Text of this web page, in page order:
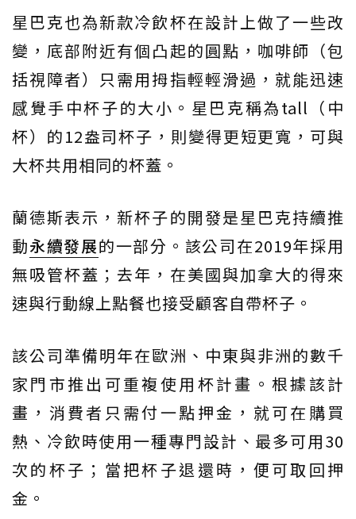
星巴克也為新款冷飲杯在設計上做了一些改
變，底部附近有個凸起的圓點，咖啡師（包
括視障者）只需用拇指輕輕滑過，就能迅速
感覺手中杯子的大小。星巴克稱為tall（中
杯）的12盎司杯子，則變得更短更寬，可與
大杯共用相同的杯蓋。
蘭德斯表示，新杯子的開發是星巴克持續推
動永續發展的一部分。該公司在2019年採用
無吸管杯蓋；去年，在美國與加拿大的得來
速與行動線上點餐也接受顧客自帶杯子。
該公司準備明年在歐洲、中東與非洲的數千
家門市推出可重複使用杯計畫。根據該計
畫，消費者只需付一點押金，就可在購買
熱、冷飲時使用一種專門設計、最多可用30
次的杯子；當把杯子退還時，便可取回押
金。